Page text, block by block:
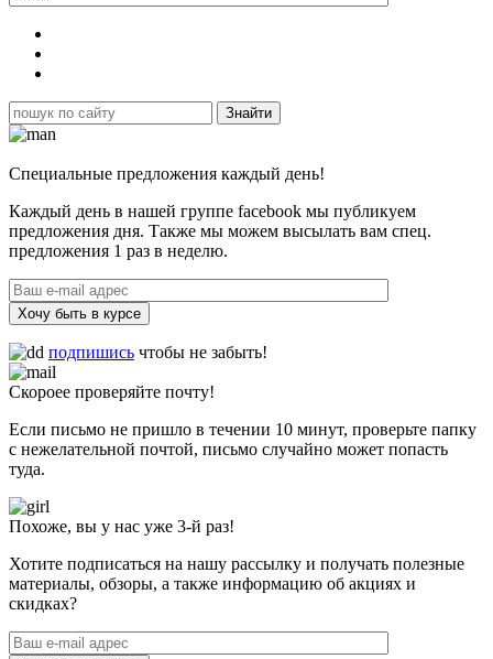
Специальные предложения каждый день!
Каждый день в нашей группе facebook мы публикуем
предложения дня. Также мы можем высылать вам спец.
предложения 1 раз в неделю.
Хочу быть в курсе
подпишись чтобы не забыть!
Скороее проверяйте почту!
Если письмо не пришло в течении 10 минут, проверьте папку
с нежелательной почтой, письмо случайно может попасть
туда.
Похоже, вы у нас уже 3-й раз!
Хотите подписаться на нашу рассылку и получать полезные
материалы, обзоры, а также информацию об акциях и
скидках?